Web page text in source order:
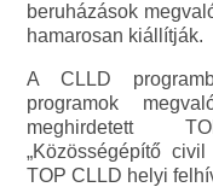
beruházások
hamarosan kiállítják.
A CLLD
programok
meghirdetett
„Közösségépítő
TOP CLLD helyi